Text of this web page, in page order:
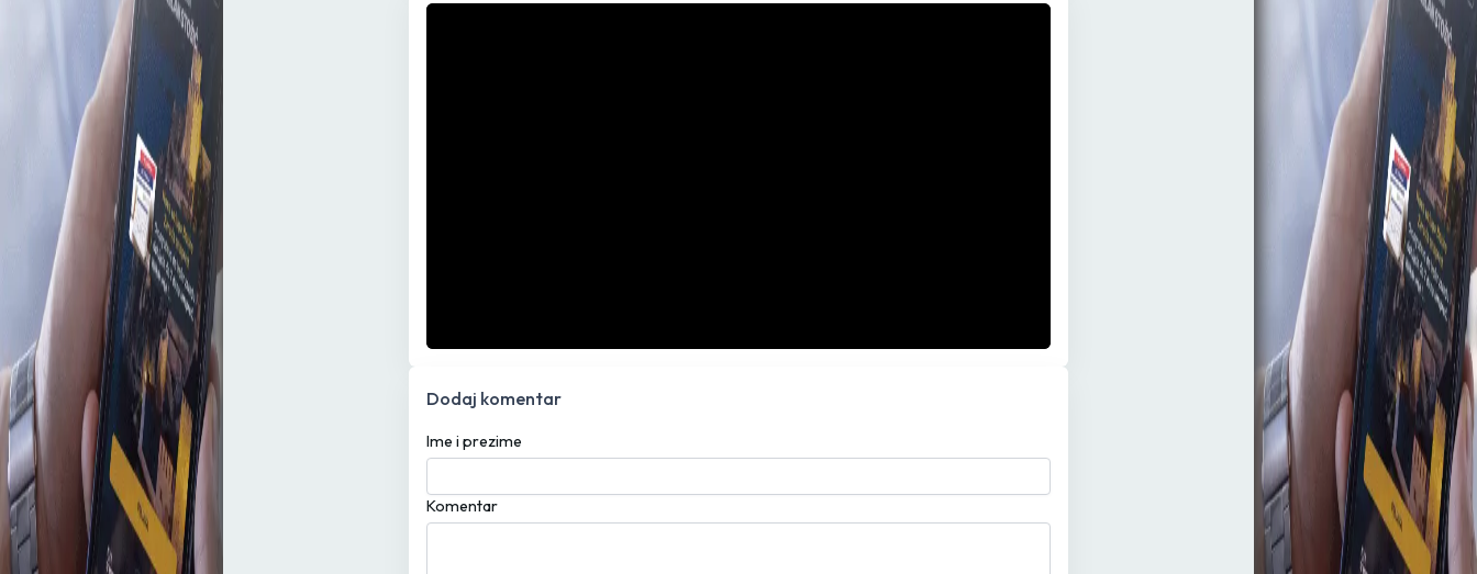
Dodaj komentar
Ime i prezime
Komentar